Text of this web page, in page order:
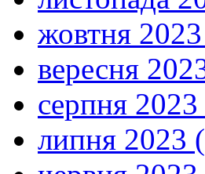
жовтня
вересня
серпня
липня 2023